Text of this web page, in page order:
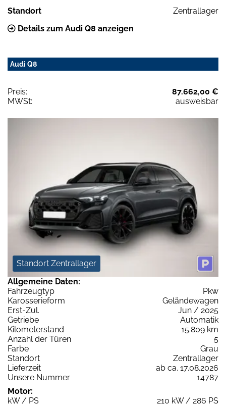
Standort
Zentrallager
Details zum Audi Q8 anzeigen
Audi Q8
Preis:
87.662,00 €
MWSt:
ausweisbar
Standort Zentrallager
Allgemeine Daten:
Fahrzeugtyp
Pkw
Karosserieform
Geländewagen
Erst-Zul.
Jun / 2025
Getriebe
Automatik
Kilometerstand
15.809 km
Anzahl der Türen
5
Farbe
Grau
Standort
Zentrallager
Lieferzeit
ab ca. 17.08.2026
Unsere Nummer
14787
Motor:
kW / PS
210 kW / 286 PS